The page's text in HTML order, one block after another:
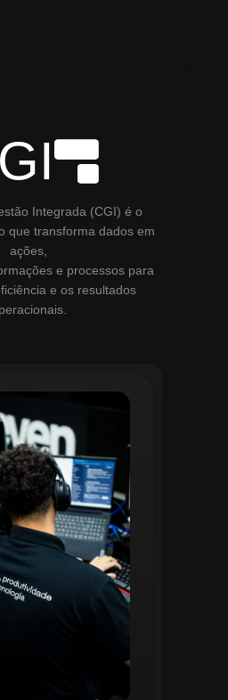
Integrada (CGI) é o
que transforma dados em
ações,
e processos para
e os resultados
dentro do CGI é
por uma equipe
que utiliza
avançadas para
de serviço, fluxos
e parametrizações
Essa etapa envolve a
de criticidade por
permitindo alocar
de forma eficiente e
as ações estejam
aos objetivos